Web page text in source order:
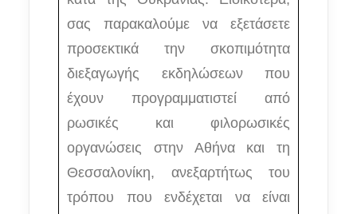
σας παρακαλούμε να εξετάσετε
προσεκτικά την σκοπιμότητα
διεξαγωγής εκδηλώσεων που
έχουν προγραμματιστεί από
ρωσικές και φιλορωσικές
οργανώσεις στην Αθήνα και τη
Θεσσαλονίκη, ανεξαρτήτως του
τρόπου που ενδέχεται να είναι